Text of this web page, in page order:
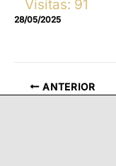
Visitas: 91
28/05/2025
ANTERIOR